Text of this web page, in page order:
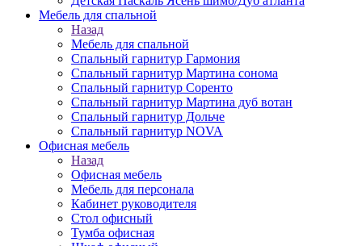
Мебель для спальной
Назад
Мебель для спальной
Спальный гарнитур Гармония
Спальный гарнитур Мартина сонома
Спальный гарнитур Соренто
Спальный гарнитур Мартина дуб вотан
Спальный гарнитур Дольче
Спальный гарнитур NOVA
Офисная мебель
Назад
Офисная мебель
Мебель для персонала
Кабинет руководителя
Стол офисный
Тумба офисная